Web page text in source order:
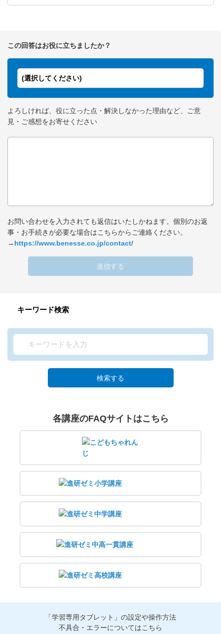
この回答はお役に立ちましたか？
(選択してください)
よろしければ、役に立った点・解決しなかった理由など、ご意
見・ご感想をお寄せください
お問い合わせを入力されても返信はいたしかねます。個別のお返
事・お手続きが必要な場合はこちらからご連絡ください。
→ https://www.benesse.co.jp/contact/
送信する
キーワード検索
検索する
各講座のFAQサイトはこちら
「学習専用タブレット」の設定や操作方法
不具合・エラーについてはこちら